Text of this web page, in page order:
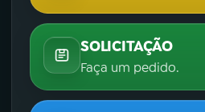
SOLICITAÇÃO
Faça um pedido.